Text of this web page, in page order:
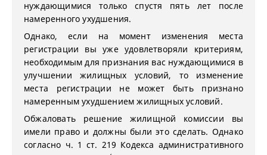
нуждающимися только спустя пять лет после
намеренного ухудшения.
Однако, если на момент изменения места
регистрации вы уже удовлетворяли критериям,
необходимым для признания вас нуждающимися в
улучшении жилищных условий, то изменение
места регистрации не может быть признано
намеренным ухудшением жилищных условий.
Обжаловать решение жилищной комиссии вы
имели право и должны были это сделать. Однако
согласно ч. 1 ст. 219 Кодекса административного